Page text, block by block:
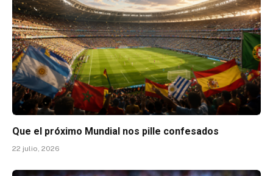
Que el próximo Mundial nos pille confesados
22 julio, 2026